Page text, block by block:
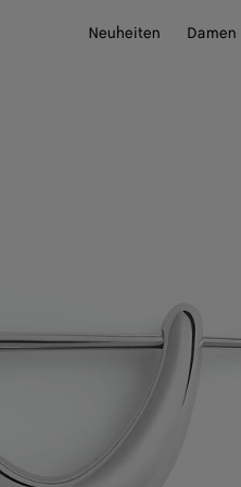
Neuheiten
Damen